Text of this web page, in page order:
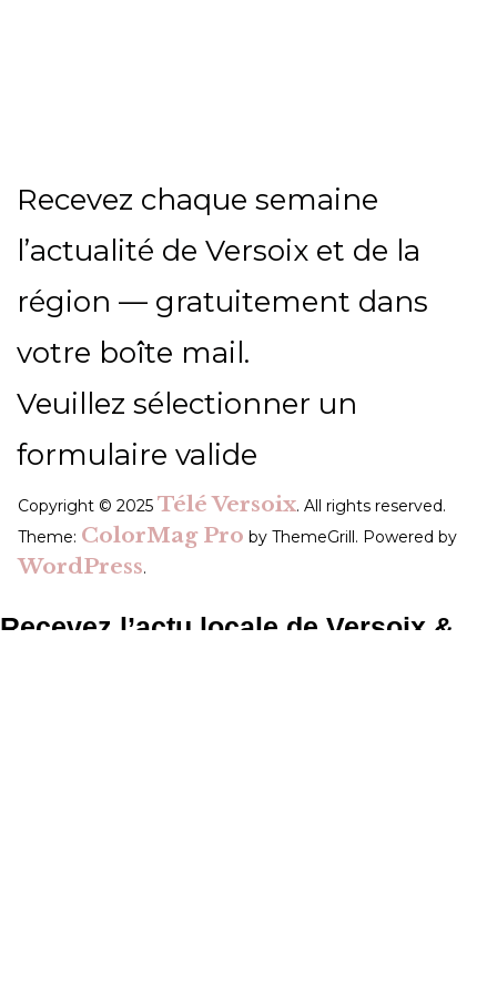
Recevez chaque semaine
l’actualité de Versoix et de la
région — gratuitement dans
votre boîte mail.
Veuillez sélectionner un
formulaire valide
Copyright © 2025 Télé Versoix. All rights reserved.
Theme: ColorMag Pro by ThemeGrill. Powered by
WordPress.
Recevez l’actu locale de Versoix &